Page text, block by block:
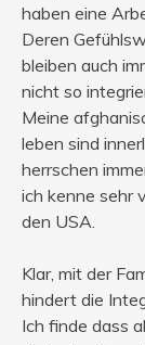
haben eine
Deren
bleiben auch
nicht so
Meine
leben sind
herrschen
ich kenne sehr
den USA.
Klar, mit der
hindert die
Ich finde dass